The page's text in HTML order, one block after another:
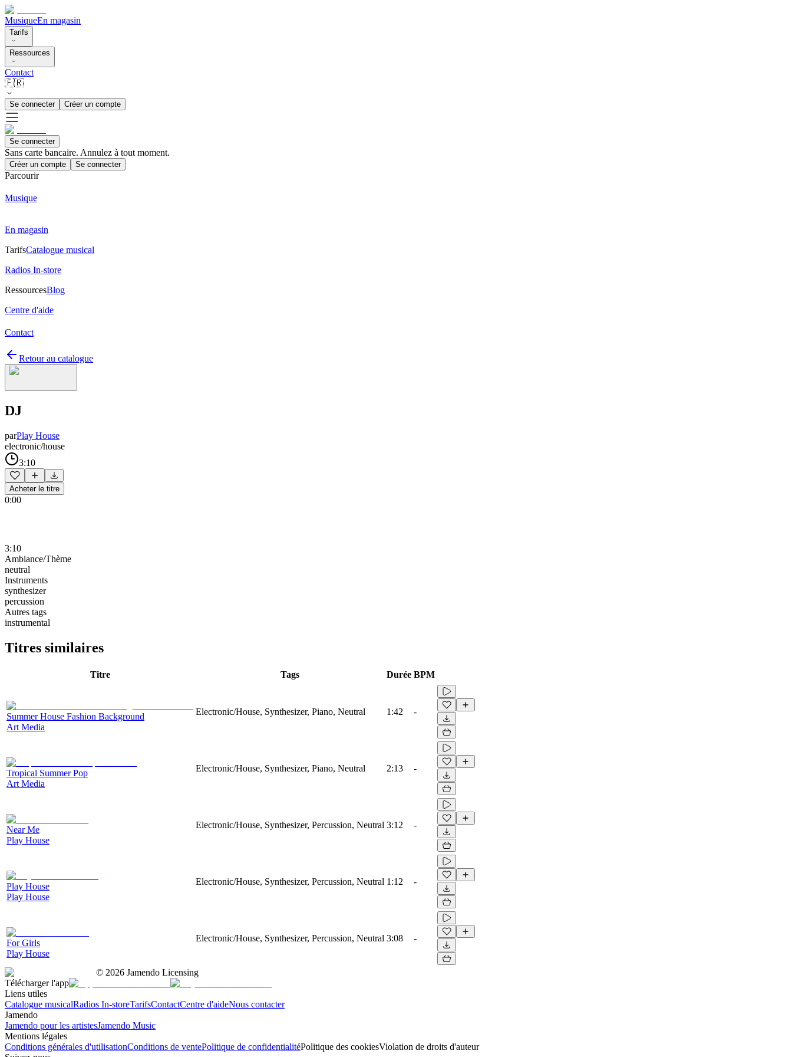
MusiqueEn magasin
Tarifs
Ressources
Contact
🇫🇷
Se connecter Créer un compte
Se connecter
Sans carte bancaire. Annulez à tout moment.
Créer un compte Se connecter
Parcourir
Musique
En magasin
TarifsCatalogue musical
Radios In-store
RessourcesBlog
Centre d'aide
Contact
Retour au catalogue
DJ
parPlay House
electronic/house
3:10
Acheter le titre
0:00
3:10
Ambiance/Thème
neutral
Instruments
synthesizer
percussion
Autres tags
instrumental
Titres similaires
Titre Tags Durée BPM
Summer House Fashion Background
Art Media
Electronic/House, Synthesizer, Piano, Neutral 1:42 -
Tropical Summer Pop
Art Media
Electronic/House, Synthesizer, Piano, Neutral 2:13 -
Near Me
Play House
Electronic/House, Synthesizer, Percussion, Neutral 3:12 -
Play House
Play House
Electronic/House, Synthesizer, Percussion, Neutral 1:12 -
For Girls
Play House
Electronic/House, Synthesizer, Percussion, Neutral 3:08 -
© 2026 Jamendo Licensing
Télécharger l'app
Liens utiles
Catalogue musicalRadios In-storeTarifsContactCentre d'aideNous contacter
Jamendo
Jamendo pour les artistesJamendo Music
Mentions légales
Conditions générales d'utilisationConditions de ventePolitique de confidentialitéPolitique des cookiesViolation de droits d'auteur